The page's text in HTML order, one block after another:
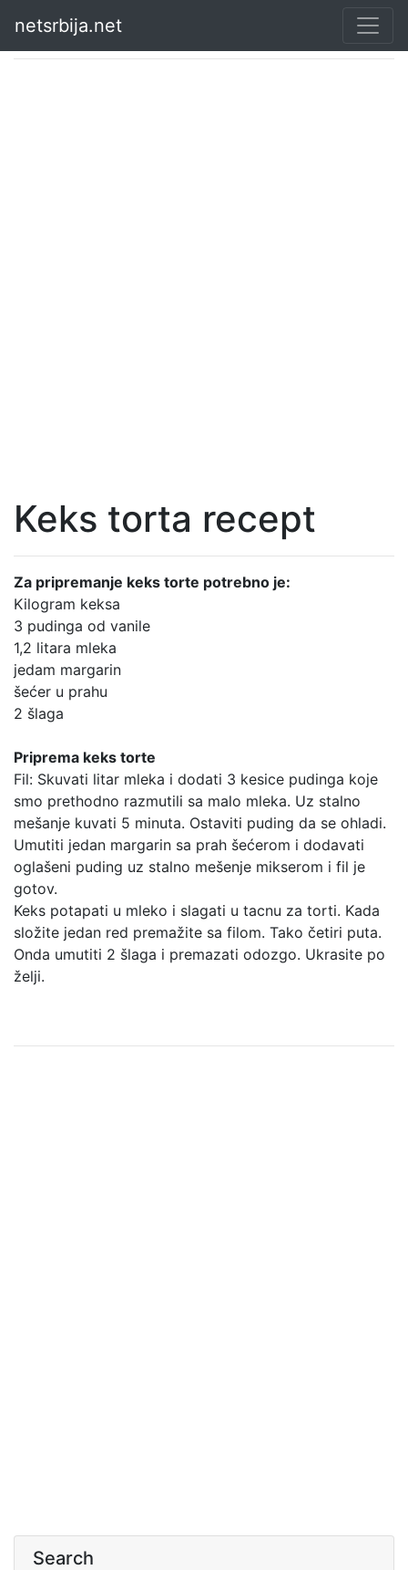
netsrbija.net
Keks torta recept
Za pripremanje keks torte potrebno je:
Kilogram keksa
3 pudinga od vanile
1,2 litara mleka
jedam margarin
šećer u prahu
2 šlaga
Priprema keks torte
Fil: Skuvati litar mleka i dodati 3 kesice pudinga koje
smo prethodno razmutili sa malo mleka. Uz stalno
mešanje kuvati 5 minuta. Ostaviti puding da se ohladi.
Umutiti jedan margarin sa prah šećerom i dodavati
oglašeni puding uz stalno mešenje mikserom i fil je
gotov.
Keks potapati u mleko i slagati u tacnu za torti. Kada
složite jedan red premažite sa filom. Tako četiri puta.
Onda umutiti 2 šlaga i premazati odozgo. Ukrasite po
želji.
Search